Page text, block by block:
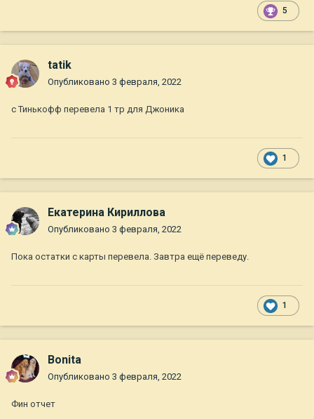
5
tatik
Опубликовано 3 февраля, 2022
c Тинькофф перевела 1 тр для Джоника
1
Екатерина Кириллова
Опубликовано 3 февраля, 2022
Пока остатки с карты перевела. Завтра ещё переведу.
1
Bonita
Опубликовано 3 февраля, 2022
Фин отчет